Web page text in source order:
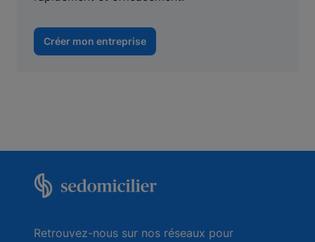
Créer mon entreprise
Retrouvez-nous sur nos réseaux pour